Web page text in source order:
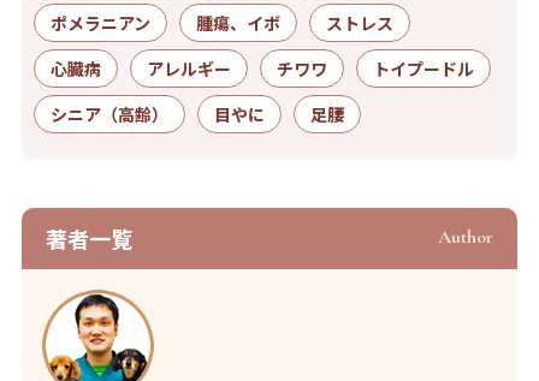
ポメラニアン
腫瘍、イボ
ストレス
心臓病
アレルギー チワワ
トイプードル
シニア（高齢）
目やに 足腰
著者⼀覧 Author